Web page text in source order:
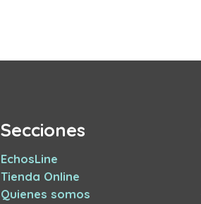
Secciones
EchosLine
Tienda Online
Quienes somos